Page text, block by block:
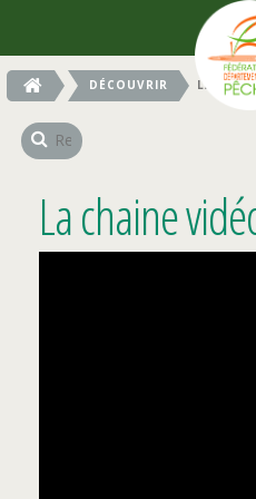
DÉCOUVRIR LA
La chaine